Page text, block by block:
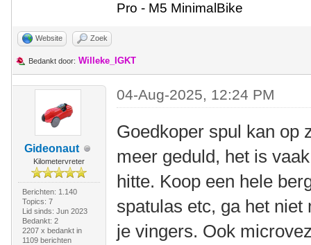
Pro - M5 MinimalBike
Website Zoek
Bedankt door: Willeke_IGKT
Gideonaut
Kilometervreter
Berichten: 1.140
Topics: 7
Lid sinds: Jun 2023
Bedankt: 2
2207 x bedankt in
1109 berichten
04-Aug-2025, 12:24 PM
Goedkoper spul kan op
meer geduld, het is
hitte. Koop een hele
spatulas etc, ga het
je vingers. Ook